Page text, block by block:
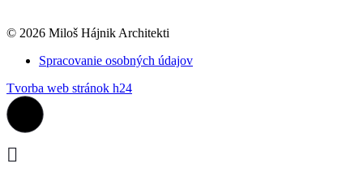
© 2026 Miloš Hájnik Architekti
Spracovanie osobných údajov
Tvorba web stránok h24